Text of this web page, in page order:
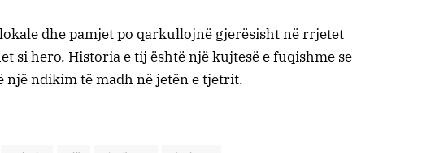
dhe pamjet po qarkullojnë gjerësisht në rrjetet
si hero. Historia e tij është një kujtesë e fuqishme se
një ndikim të madh në jetën e tjetrit.